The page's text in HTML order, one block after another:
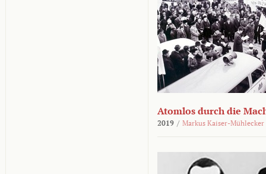
Atomlos durch die
2019 / Markus Kaiser-Mühlecker